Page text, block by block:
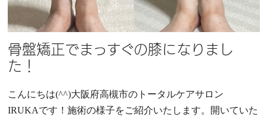
骨盤矯正でまっすぐの膝になりまし
た！
こんにちは(^^)大阪府高槻市のトータルケアサロン
IRUKAです！施術の様子をご紹介いたします。開いていた